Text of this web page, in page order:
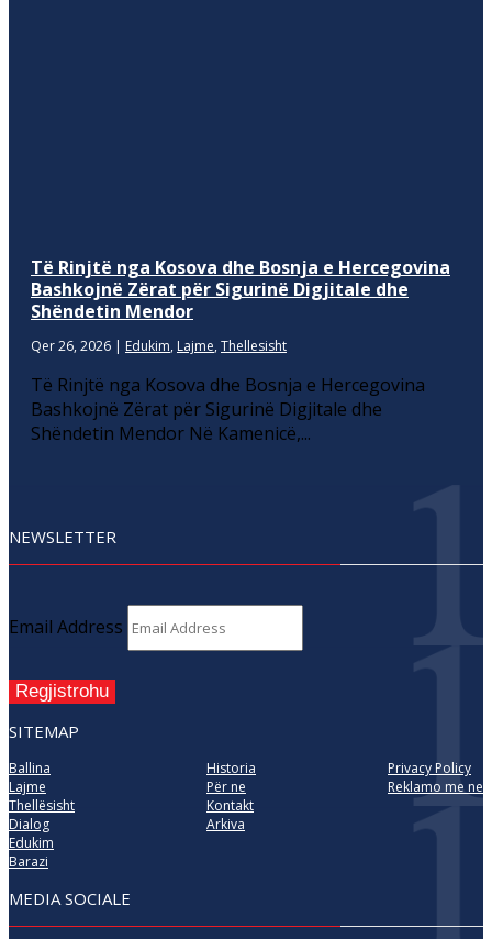
Të Rinjtë nga Kosova dhe Bosnja e Hercegovina
Bashkojnë Zërat për Sigurinë Digjitale dhe
Shëndetin Mendor
Qer 26, 2026 | Edukim, Lajme, Thellesisht
Të Rinjtë nga Kosova dhe Bosnja e Hercegovina
Bashkojnë Zërat për Sigurinë Digjitale dhe
Shëndetin Mendor Në Kamenicë,...
NEWSLETTER
Email Address
Regjistrohu
SITEMAP
Ballina
Lajme
Thellësisht
Dialog
Edukim
Barazi
Historia
Për ne
Kontakt
Arkiva
Privacy Policy
Reklamo me ne
MEDIA SOCIALE